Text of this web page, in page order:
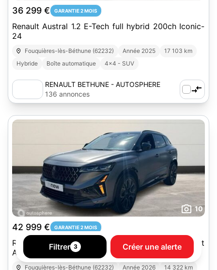
36 299 € GARANTIE 2 MOIS
Renault Austral 1.2 E-Tech full hybrid 200ch Iconic-
24
Fouquières-lès-Béthune (62232) Année 2025
17 103 km
Hybride
Boîte automatique 4x4 - SUV
RENAULT BETHUNE - AUTOSPHERE
136 annonces
10
42 999 € GARANTIE 2 MOIS
Renault Austral 1.2 E-Tech full hybrid 200ch esprit
Alpine - 25
Fouquières-lès-Béthune (62232) Année 2026 14 322 km
Filtrer 3 Créer une alerte